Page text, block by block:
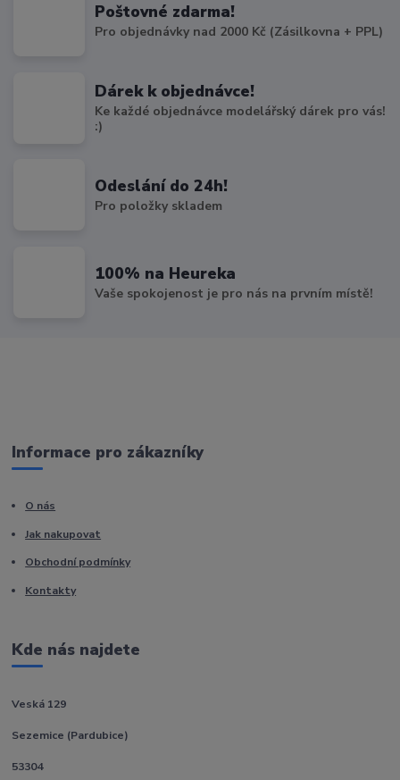
Poštovné zdarma!
Pro objednávky nad 2000 Kč (Zásilkovna + PPL)
Dárek k objednávce!
Ke každé objednávce modelářský dárek pro vás!
:)
Odeslání do 24h!
Pro položky skladem
100% na Heureka
Vaše spokojenost je pro nás na prvním místě!
Informace pro zákazníky
O nás
Jak nakupovat
Obchodní podmínky
Kontakty
Kde nás najdete
Veská 129
Sezemice (Pardubice)
53304